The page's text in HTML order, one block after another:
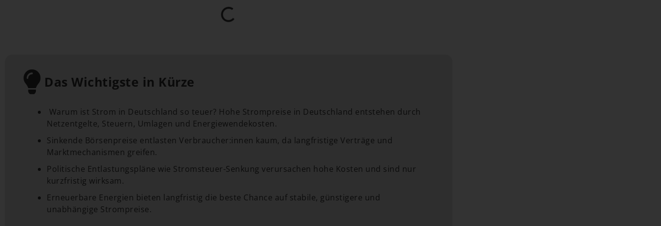
Das Wichtigste in Kürze
Warum ist Strom in Deutschland so teuer? Hohe Strompreise in Deutschland entstehen durch
Netzentgelte, Steuern, Umlagen und Energiewendekosten.
Sinkende Börsenpreise entlasten Verbraucher:innen kaum, da langfristige Verträge und
Marktmechanismen greifen.
Politische Entlastungspläne wie Stromsteuer-Senkung verursachen hohe Kosten und sind nur
kurzfristig wirksam.
Erneuerbare Energien bieten langfristig die beste Chance auf stabile, günstigere und
unabhängige Strompreise.